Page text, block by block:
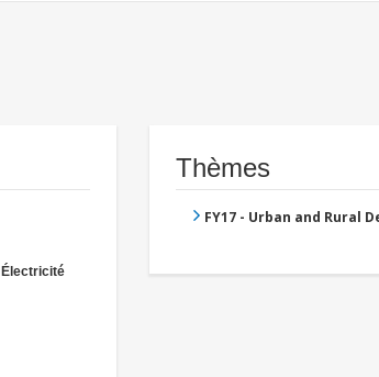
Électricité
Thèmes
FY17 - Urban and Rural